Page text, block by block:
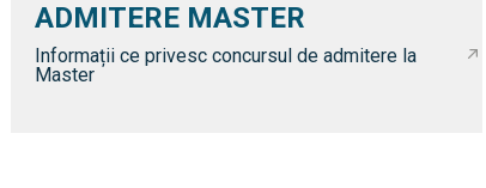
ADMITERE MASTER
Informații ce privesc concursul de admitere la
Master